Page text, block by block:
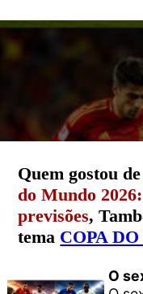
Quem gostou de
do Mundo
previsões,
tema COPA
O